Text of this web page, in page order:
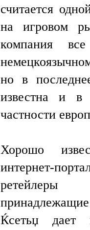
считается
на игровом
компания
но в
известна и в
частности
Хорошо
интернет-
Ќсетьџ дает